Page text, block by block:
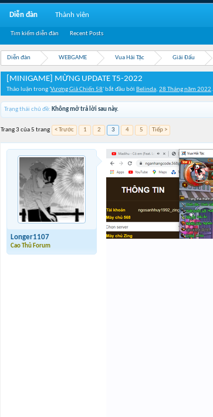
Diễn đàn WEBGAME Vua Hải Tặc Giải Đấu
[MINIGAME] MỪNG UPDATE T5-2022
Thảo luận trong 'Vương Giả Chiến 58' bắt đầu bởi Belinda, 28 Tháng năm 2022.
Trạng thái chủ đề: Không mở trả lời sau này.
Trang 3 của 5 trang < Trước 1 2 3 4 5 Tiếp >
Longer1107
Cao Thủ Forum
Diễn đàn
Tìm kiếm diễn đàn Recent Posts
Thành viên